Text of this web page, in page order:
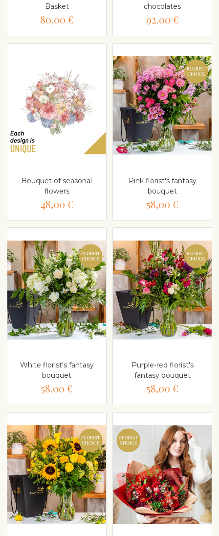
Basket
80,00 €
chocolates
92,00 €
Bouquet of seasonal
flowers
48,00 €
Pink florist's fantasy
bouquet
58,00 €
White florist's fantasy
bouquet
58,00 €
Purple-red florist's
fantasy bouquet
58,00 €